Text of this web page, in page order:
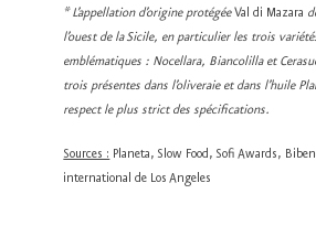
* L’appellation d’origine protégéeVal di Mazara
l’ouest de la Sicile, en particulier les trois
emblématiques : Nocellara, Biancolilla et
trois présentes dans l’oliveraie et dans l’huile
respect le plus strict des spécifications.
Sources : Planeta, Slow Food, Sofi Awards,
international de Los Angeles